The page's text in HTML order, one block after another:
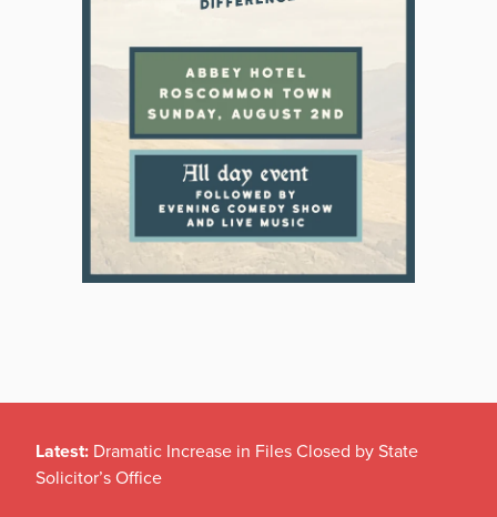
Latest: Dramatic Increase in Files Closed by State
Solicitor’s Office